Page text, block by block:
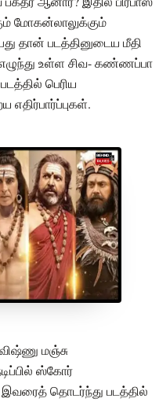
மோகன்லாலுக்கும்
தான் படத்தினுடைய மீதி
உள்ள சிவ- கண்ணப்பா
பெரிய
எதிர்பார்ப்புகள்.
மஞ்சு
ஸ்கோர்
இவரைத் தொடர்ந்து படத்தில்